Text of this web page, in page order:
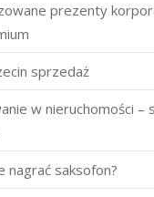
prezenty
sprzedaż
w nieruchomości –
nagrać saksofon?